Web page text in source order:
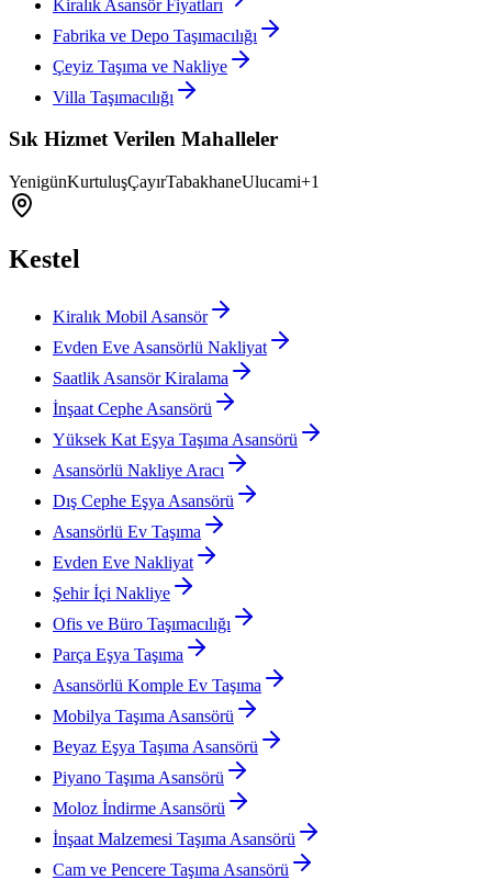
Kiralık Asansör Fiyatları
Fabrika ve Depo Taşımacılığı
Çeyiz Taşıma ve Nakliye
Villa Taşımacılığı
Sık Hizmet Verilen Mahalleler
YenigünKurtuluşÇayırTabakhaneUlucami+1
Kestel
Kiralık Mobil Asansör
Evden Eve Asansörlü Nakliyat
Saatlik Asansör Kiralama
İnşaat Cephe Asansörü
Yüksek Kat Eşya Taşıma Asansörü
Asansörlü Nakliye Aracı
Dış Cephe Eşya Asansörü
Asansörlü Ev Taşıma
Evden Eve Nakliyat
Şehir İçi Nakliye
Ofis ve Büro Taşımacılığı
Parça Eşya Taşıma
Asansörlü Komple Ev Taşıma
Mobilya Taşıma Asansörü
Beyaz Eşya Taşıma Asansörü
Piyano Taşıma Asansörü
Moloz İndirme Asansörü
İnşaat Malzemesi Taşıma Asansörü
Cam ve Pencere Taşıma Asansörü